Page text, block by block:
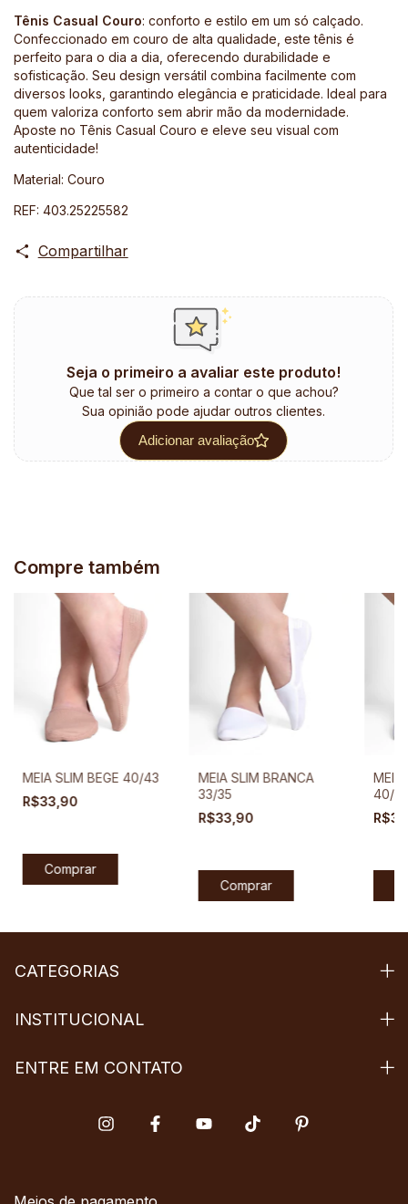
Tênis Casual Couro: conforto e estilo em um só calçado.
Confeccionado em couro de alta qualidade, este tênis é
perfeito para o dia a dia, oferecendo durabilidade e
sofisticação. Seu design versátil combina facilmente com
diversos looks, garantindo elegância e praticidade. Ideal para
quem valoriza conforto sem abrir mão da modernidade.
Aposte no Tênis Casual Couro e eleve seu visual com
autenticidade!
Material: Couro
REF: 403.25225582
Compartilhar
Seja o primeiro a avaliar este produto!
Que tal ser o primeiro a contar o que achou?
Sua opinião pode ajudar outros clientes.
Adicionar avaliação
Compre também
MEIA SLIM BEGE 40/43
R$33,90
MEIA SLIM BRANCA
33/35
R$33,90
MEIA
40/
CATEGORIAS
INSTITUCIONAL
ENTRE EM CONTATO